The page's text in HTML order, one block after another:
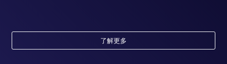
了解更多